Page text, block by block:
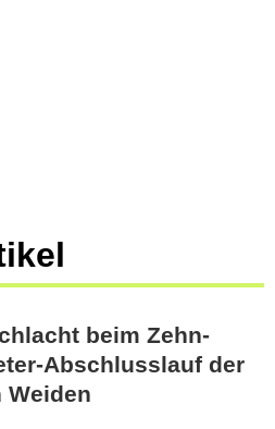
beim Zehn-
Abschlusslauf der
Weiden